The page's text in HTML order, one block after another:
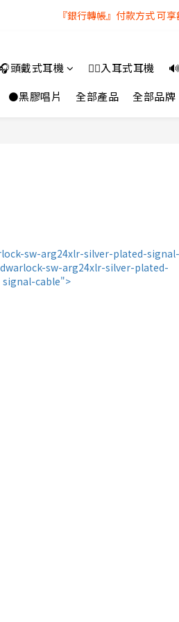
全店購物滿 $250 即享
『銀行轉帳』付款方式 可
頭戴式耳機 👂🏻入耳式耳機
⚫黑膠唱片
全部產品 全部品牌